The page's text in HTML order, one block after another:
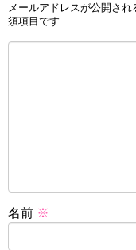
メールアドレスが公開され
須項目です
名前 ※